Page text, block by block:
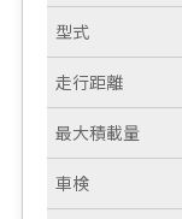
型式
走行距離
最大積載量
車検